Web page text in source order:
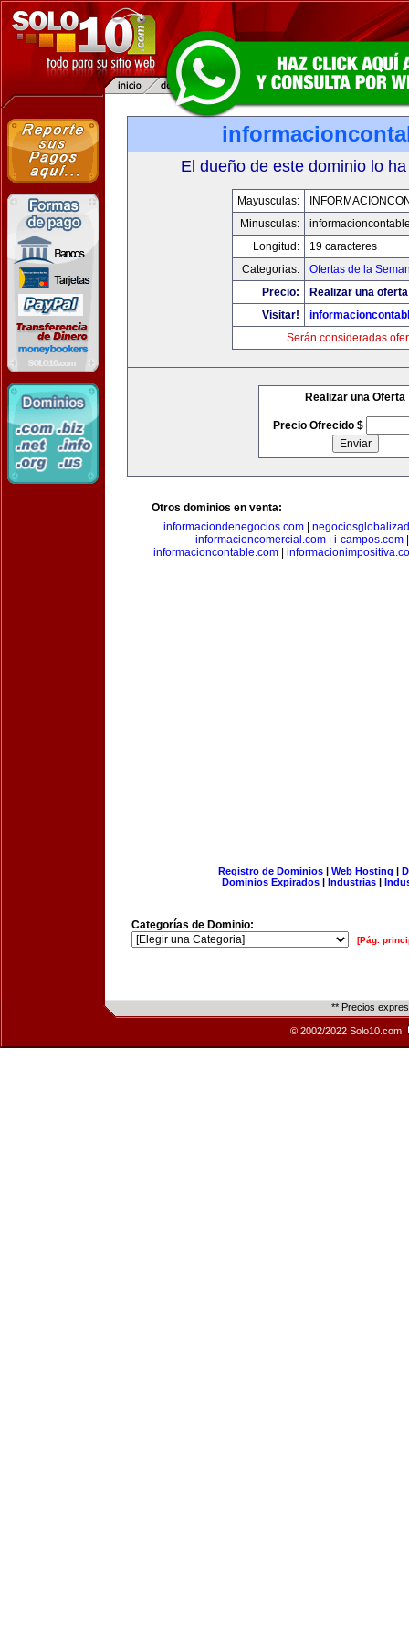
El dueño de este dominio lo
Mayusculas:
Minusculas:
Longitud:
19 caracteres
Categorias:
Ofertas de la
Precio:
Realizar una
Visitar!
Serán consideradas
Realizar una Oferta
Precio Ofrecido $
Otros dominios en venta:
informaciondenegocios.com|
informacioncomercial.com| i-campos.com
informacioncontable.com
Registro de Dominios| Web Hosting |
Dominios Expirados | Industrias |
Categorías de Dominio:
[Pág.
** Precios
© 2002/2022 Solo10.com